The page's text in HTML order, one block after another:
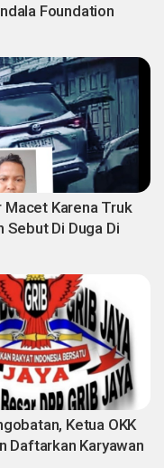
Foundation
Macet Karena Truk
Sebut Di Duga Di
Ketua OKK
Daftarkan Karyawan